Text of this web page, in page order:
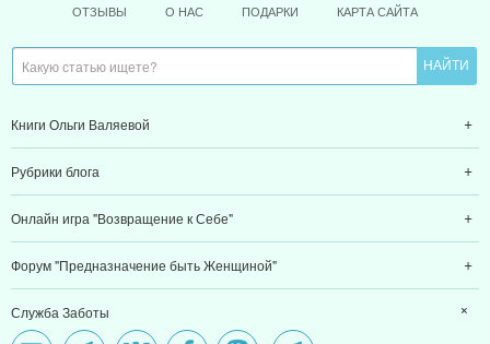
ОТЗЫВЫ О НАС ПОДАРКИ КАРТА САЙТА
Книги Ольги Валяевой
Рубрики блога
Онлайн игра "Возвращение к Себе"
Форум "Предназначение быть Женщиной"
Служба Заботы